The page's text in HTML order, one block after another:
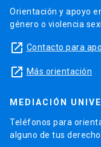
Orientación y apoyo
género o violencia
launch Contacto para
launch Más orientación
MEDIACIÓN
Teléfonos para
alguno de tus